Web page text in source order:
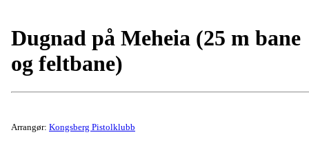
Dugnad på Meheia (25 m bane
og feltbane)
Arrangør: Kongsberg Pistolklubb